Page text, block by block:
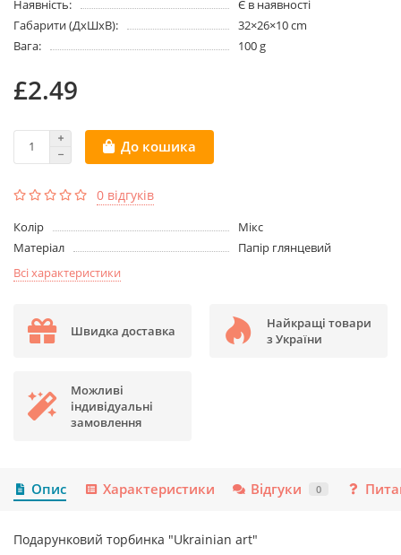
Наявність:
Є в наявності
Габарити (ДхШхВ):
32×26×10 cm
Вага:
100 g
£2.49
До кошика
0 відгуків
Колір
Мікс
Матеріал
Папір глянцевий
Всі характеристики
Швидка доставка
Найкращі товари
з України
Можливі
індивідуальні
замовлення
Опис Характеристики Відгуки 0
Подарунковий торбинка "Ukrainian art"